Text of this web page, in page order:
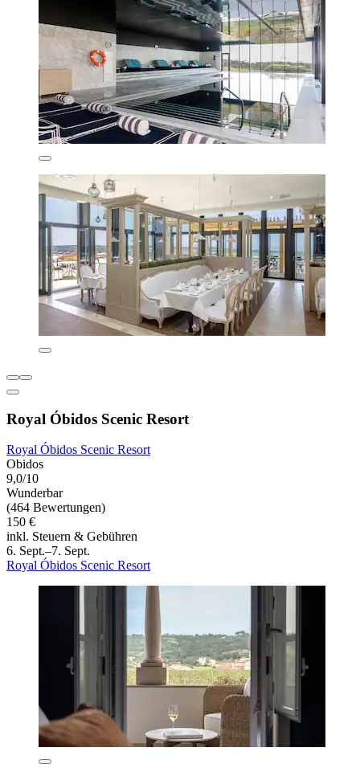
Royal Óbidos Scenic Resort
Royal Óbidos Scenic Resort
Obidos
9,0/10
Wunderbar
(464 Bewertungen)
150 €
inkl. Steuern & Gebühren
6. Sept.–7. Sept.
Royal Óbidos Scenic Resort